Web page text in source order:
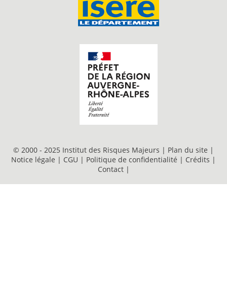
© 2000 - 2025 Institut des Risques Majeurs | Plan du site |
Notice légale | CGU | Politique de confidentialité | Crédits |
Contact |